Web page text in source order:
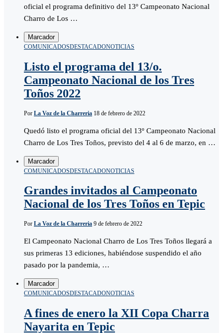
oficial el programa definitivo del 13º Campeonato Nacional
Charro de Los …
Marcador
COMUNICADOSDESTACADONOTICIAS
Listo el programa del 13/o.
Campeonato Nacional de los Tres
Toños 2022
Por La Voz de la Charreria 18 de febrero de 2022
Quedó listo el programa oficial del 13º Campeonato Nacional
Charro de Los Tres Toños, previsto del 4 al 6 de marzo, en …
Marcador
COMUNICADOSDESTACADONOTICIAS
Grandes invitados al Campeonato
Nacional de los Tres Toños en Tepic
Por La Voz de la Charreria 9 de febrero de 2022
El Campeonato Nacional Charro de Los Tres Toños llegará a
sus primeras 13 ediciones, habiéndose suspendido el año
pasado por la pandemia, …
Marcador
COMUNICADOSDESTACADONOTICIAS
A fines de enero la XII Copa Charra
Nayarita en Tepic